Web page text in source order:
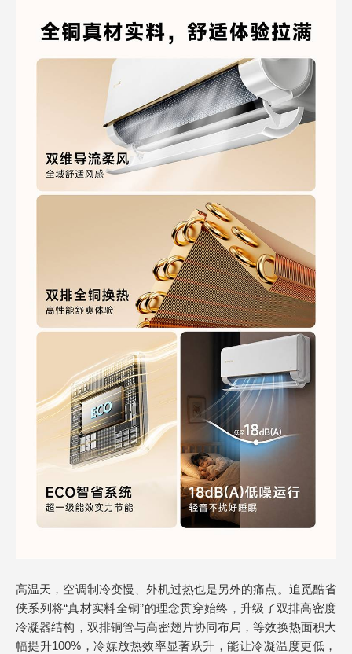
高温天，空调制冷变慢、外机过热也是另外的痛点。追觅酷省
侠系列将“真材实料全铜”的理念贯穿始终，升级了双排高密度
冷凝器结构，双排铜管与高密翅片协同布局，等效换热面积大
幅提升100%，冷媒放热效率显著跃升，能让冷凝温度更低，